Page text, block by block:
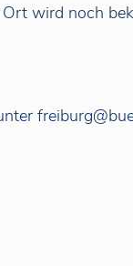
wird noch